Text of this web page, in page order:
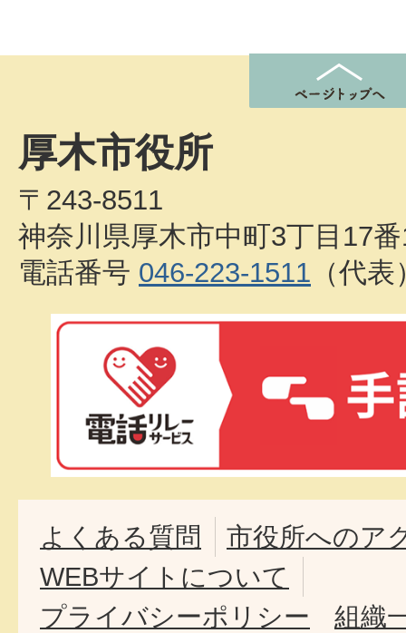
厚木市役所
〒243-8511
神奈川県厚木市中町3丁目17
電話番号 046-223-1511 （代表
よくある質問
市役所へのア
WEBサイトについて
プライバシーポリシー
組織